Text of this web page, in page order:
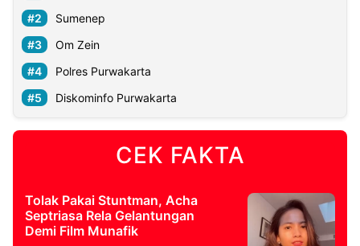
Sumenep
Om Zein
Polres Purwakarta
Diskominfo Purwakarta
CEK FAKTA
Tolak Pakai Stuntman, Acha
Septriasa Rela Gelantungan
Demi Film Munafik